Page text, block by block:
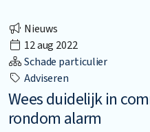
Nieuws
12 aug 2022
Schade particulier
Adviseren
Wees duidelijk in
rondom alarm